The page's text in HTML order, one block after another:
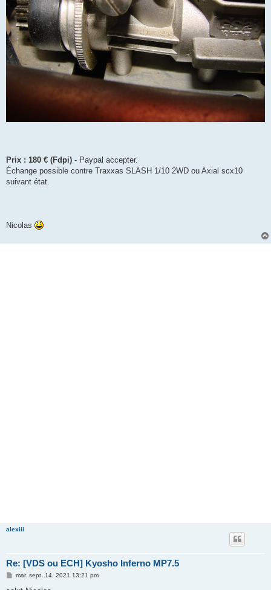
Prix : 180 € (Fdpi) - Paypal accepter.
Échange possible contre Traxxas SLASH 1/10 2WD ou Axial scx10
suivant état.
Nicolas
alexiii
Re: [VDS ou ECH] Kyosho Inferno MP7.5
Mmar. sept. 14, 2021 13:21 pm